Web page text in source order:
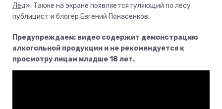
Лёд». Также на экране появляется гуляющий по лесу
публицист и блогер Евгений Понасенков.
Предупреждаем: видео содержит демонстрацию
алкогольной продукции и не рекомендуется к
просмотру лицам младше 18 лет.